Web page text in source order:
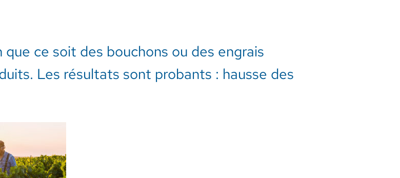
ce soit des bouchons ou des engrais
Les résultats sont probants : hausse des